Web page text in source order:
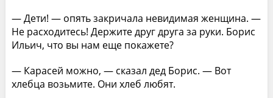
— Дети! — опять закричала невидимая женщина. —
Не расходитесь! Держите друг друга за руки. Борис
Ильич, что вы нам еще покажете?
— Карасей можно, — сказал дед Борис. — Вот
хлебца возьмите. Они хлеб любят.